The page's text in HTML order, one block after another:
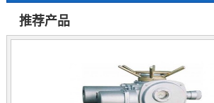
推荐产品